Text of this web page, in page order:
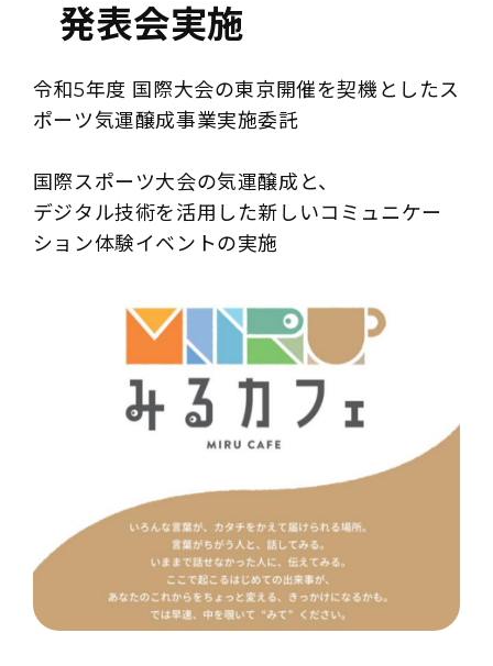
発表会実施
令和5年度 国際大会の東京開催を契機としたス
ポーツ気運醸成事業実施委託
国際スポーツ大会の気運醸成と、
デジタル技術を活用した新しいコミュニケー
ション体験イベントの実施